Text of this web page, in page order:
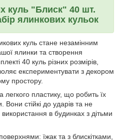
куль "Блиск" 40 шт.
ялинкових кульок
куль стане незамінним
ялинки та створення
40 куль різних розмірів,
експериментувати з декором
простору.
легкого пластику, що робить їх
стійкі до ударів та не
в будинках з дітьми
їжак та з блискітками,